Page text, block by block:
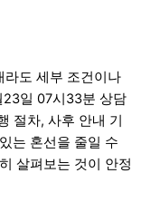
라도 세부 조건이나
일 07시33분 상담
절차, 사후 안내 기
는 혼선을 줄일 수
살펴보는 것이 안정